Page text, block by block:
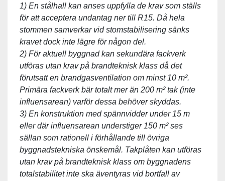
1) En stålhall kan anses uppfylla de krav som ställs
för att acceptera undantag ner till R15. Då hela
stommen samverkar vid stomstabilisering sänks
kravet dock inte lägre för någon del.
2) För aktuell byggnad kan sekundära fackverk
utföras utan krav på brandteknisk klass då det
förutsatt en brandgasventilation om minst 10 m².
Primära fackverk bär totalt mer än 200 m² tak (inte
influensarean) varför dessa behöver skyddas.
3) En konstruktion med spännvidder under 15 m
eller där influensarean understiger 150 m² ses
sällan som rationell i förhållande till övriga
byggnadstekniska önskemål. Takplåten kan utföras
utan krav på brandteknisk klass om byggnadens
totalstabilitet inte ska äventyras vid bortfall av